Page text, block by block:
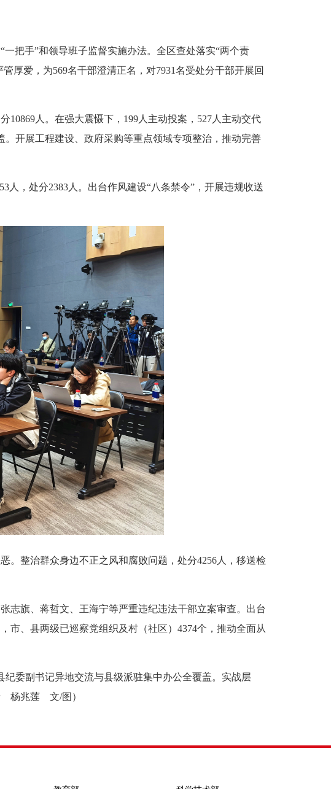
把手”和领导班子监督实施办法。全区查处落实“两个责
厚爱，为569名干部澄清正名，对7931名受处分干部开展回
人。在强大震慑下，199人主动投案，527人主动交代
开展工程建设、政府采购等重点领域专项整治，推动完善
，处分2383人。出台作风建设“八条禁令”，开展违规收送
整治群众身边不正之风和腐败问题，处分4256人，移送检
旗、蒋哲文、王海宁等严重违纪违法干部立案审查。出台
市、县两级已巡察党组织及村（社区）4374个，推动全面从
委副书记异地交流与县级派驻集中办公全覆盖。实战层
杨兆莲 文/图）